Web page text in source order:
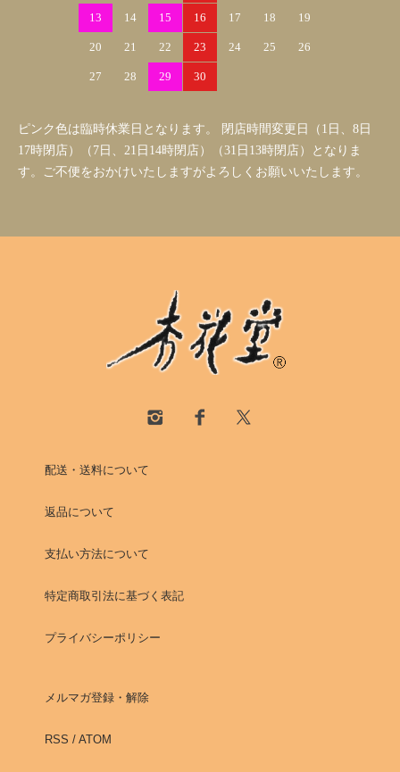
13 14 15 16 17 18 19
20 21 22 23 24 25 26
27 28 29 30
ピンク色は臨時休業日となります。 閉店時間変更日（1日、8日
17時閉店）（7日、21日14時閉店）（31日13時閉店）となりま
す。ご不便をおかけいたしますがよろしくお願いいたします。
配送・送料について
返品について
支払い方法について
特定商取引法に基づく表記
プライバシーポリシー
メルマガ登録・解除
RSS / ATOM